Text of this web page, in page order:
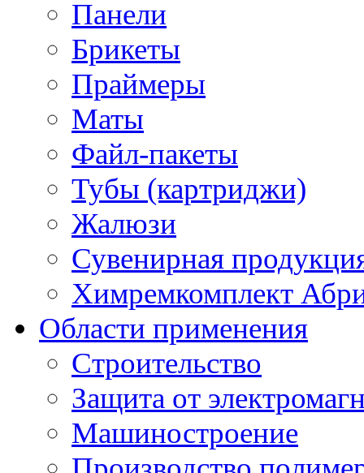
Панели
Брикеты
Праймеры
Маты
Файл-пакеты
Тубы (картриджи)
Жалюзи
Сувенирная
Химремкомплект
Области применения
Строительство
Защита от
Машиностроение